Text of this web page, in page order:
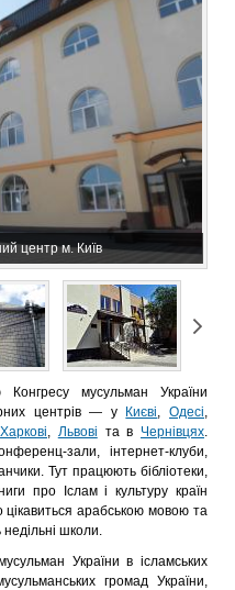
центр м. Київ
мусульман України
центрів — у
Києві, Одесі,
Харкові, Львові та в Чернівцях.
зали, інтернет-клуби,
Тут працюють бібліотеки,
про Іслам і культуру країн
цікавиться арабською мовою та
школи.
України в ісламських
громад України,